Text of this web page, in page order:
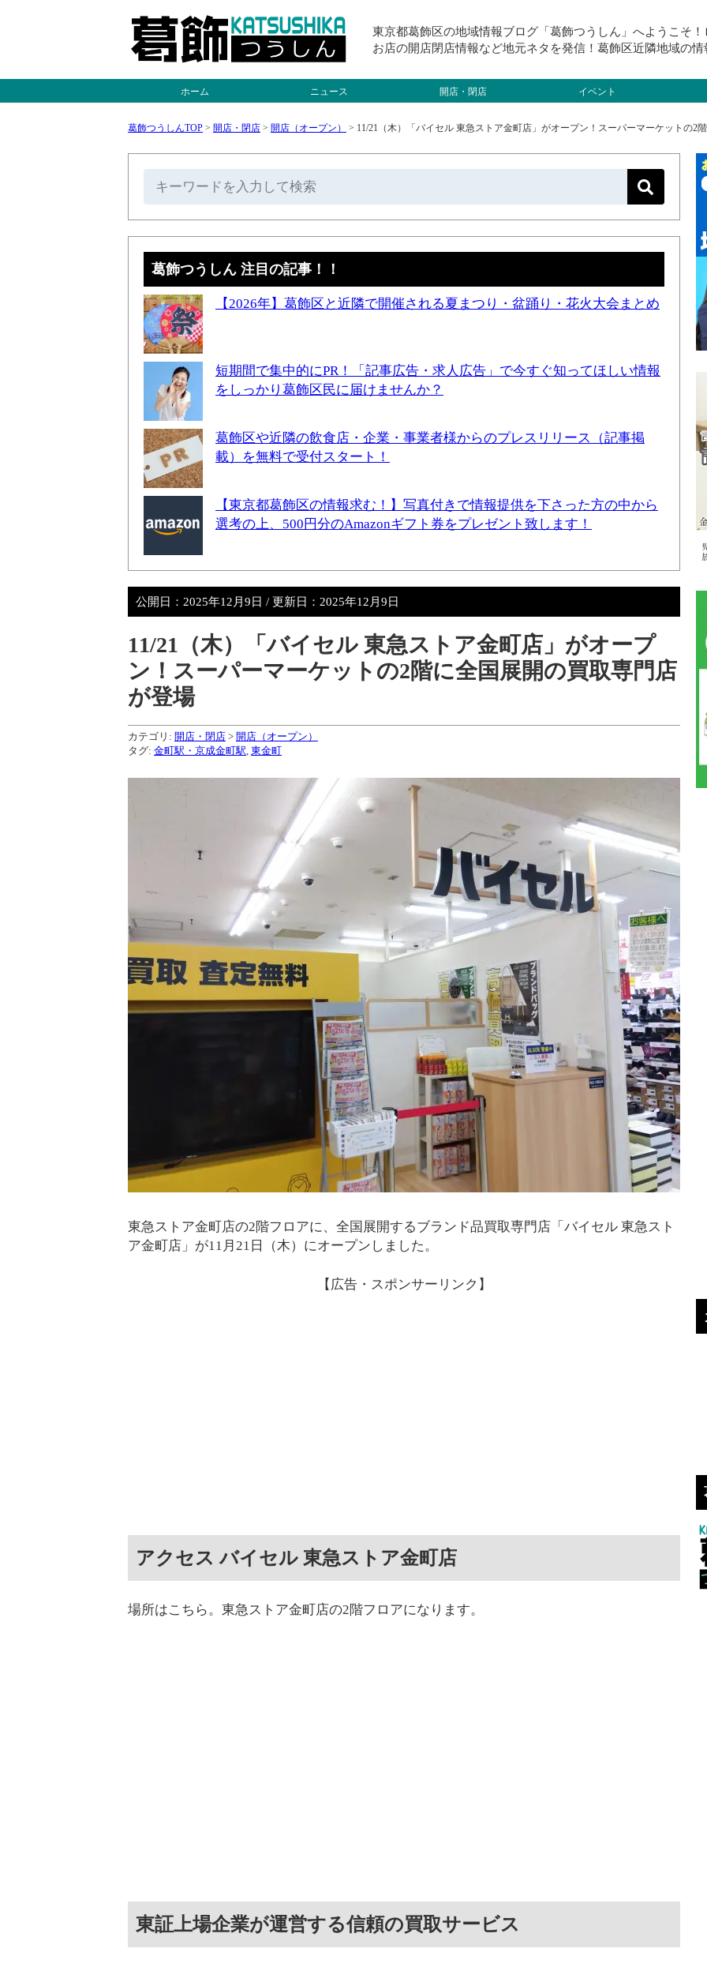
東京都葛飾区の地域情報ブログ「葛飾つうしん」へようこそ
お店の開店閉店情報など地元ネタを発信！葛飾区近隣地域の情
ホーム ニュース 開店・閉店 イベント
葛飾つうしんTOP > 開店・閉店 > 開店（オープン） > 11/21（木）「バイセル 東急ストア金町店」がオープン！スーパーマーケットの2
葛飾つうしん 注目の記事！！
【2026年】葛飾区と近隣で開催される夏まつり・盆踊り・花火大会まとめ
短期間で集中的にPR！「記事広告・求人広告」で今すぐ知ってほしい情報
をしっかり葛飾区民に届けませんか？
葛飾区や近隣の飲食店・企業・事業者様からのプレスリリース（記事掲
載）を無料で受付スタート！
【東京都葛飾区の情報求む！】写真付きで情報提供を下さった方の中から
選考の上、500円分のAmazonギフト券をプレゼント致します！
公開日： 2025年12月9日 / 更新日： 2025年12月9日
11/21（木）「バイセル 東急ストア金町店」がオープ
ン！スーパーマーケットの2階に全国展開の買取専門店
が登場
カテゴリ: 開店・閉店 > 開店（オープン）
タグ: 金町駅・京成金町駅 東金町
東急ストア金町店の2階フロアに、全国展開するブランド品買取専門店「バイセル 東急スト
ア金町店」が11月21日（木）にオープンしました。
【広告・スポンサーリンク】
アクセス バイセル 東急ストア金町店
場所はこちら。東急ストア金町店の2階フロアになります。
東証上場企業が運営する信頼の買取サービス